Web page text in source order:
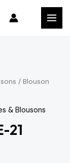
/ Blouson
& Blousons
21